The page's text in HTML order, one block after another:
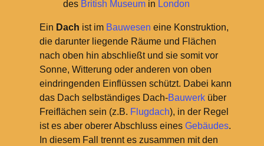
des British Museumin London
Ein Dach ist im Bauwesen eine Konstruktion,
die darunter liegende Räume und Flächen
nach oben hin abschließt und sie somit vor
Sonne, Witterung oder anderen von oben
eindringenden Einflüssen schützt. Dabei kann
das Dach selbständiges Dach-Bauwerküber
Freiflächen sein (z.B. Flugdach), in der Regel
ist es aber oberer Abschluss eines Gebäudes.
In diesem Fall trennt es zusammen mit den